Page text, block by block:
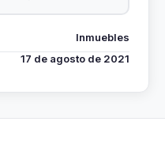
Inmuebles
17 de agosto de 2021